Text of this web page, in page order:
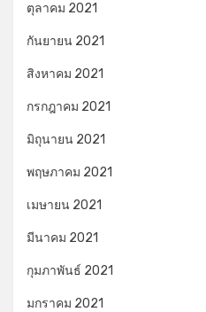
ตุลาคม 2021
กันยายน 2021
สิงหาคม 2021
กรกฎาคม 2021
มิถุนายน 2021
พฤษภาคม 2021
เมษายน 2021
มีนาคม 2021
กุมภาพันธ์ 2021
มกราคม 2021